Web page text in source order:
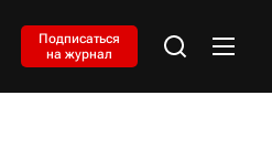
Подписаться
на журнал